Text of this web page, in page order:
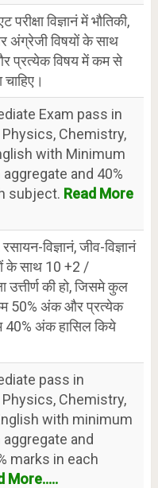
विज्ञानं में भौतिकी,
अंग्रेजी विषयों के साथ
प्रत्येक विषय में कम से
Exam pass in
Chemistry,
with Minimum
and 40%
subject. Read More
रसायन-विज्ञानं, जीव-विज्ञानं
के साथ 10 +2 /
उत्तीर्ण की हो, जिसमे कुल
50% अंक और प्रत्येक
40% अंक हासिल किये
pass in
Chemistry,
with minimum
aggregate and
marks in each
More.....